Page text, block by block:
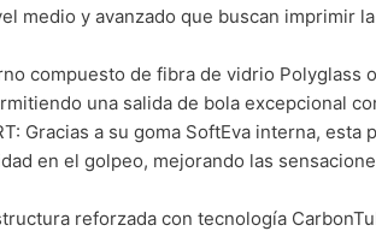
medio y avanzado que buscan imprimir
compuesto de fibra de vidrio Polyglass
una salida de bola excepcional
Gracias a su goma SoftEva interna, esta
en el golpeo, mejorando las
reforzada con tecnología